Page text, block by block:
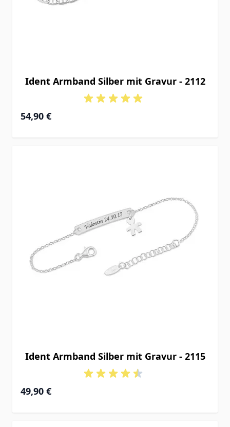
Ident Armband Silber mit Gravur - 2112
54,90 €
Ident Armband Silber mit Gravur - 2115
49,90 €